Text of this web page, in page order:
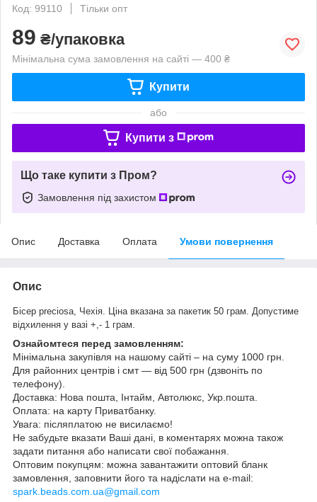
Код: 99110
Тільки опт
89 ₴/упаковка
Мінімальна сума замовлення на сайті — 400 ₴
Купити
або
Купити з
Що таке купити з Пром?
Замовлення під захистом
Опис Доставка Оплата Умови повернення
Опис
Бісер preciosa, Чехія.
Ціна вказана за пакетик 50 грам. Допустиме
відхилення у вазі +,- 1 грам.
Ознайомтеся перед замовленням:
Мінімальна закупівля на нашому сайті – на суму 1000 грн.
Для районних центрів і смт ― від 500 грн (дзвоніть по
телефону).
Доставка: Нова пошта, Інтайм, Автолюкс, Укр.пошта.
Оплата: на карту Приватбанку.
Увага: післяплатою не висилаємо!
Не забудьте вказати Ваші дані, в коментарях можна також
задати питання або написати свої побажання.
Оптовим покупцям: можна завантажити оптовий бланк
замовлення, заповнити його та надіслати на e-mail:
spark.beads.com.ua@gmail.com